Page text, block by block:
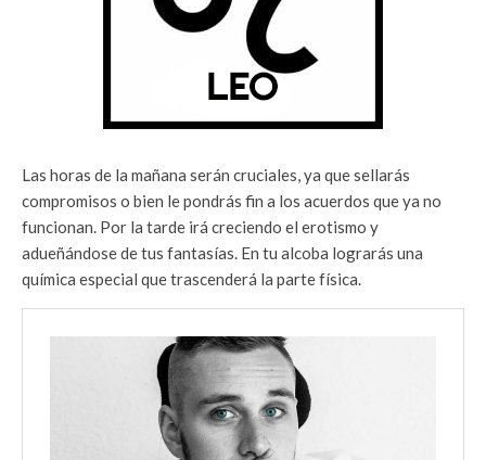
Las horas de la mañana serán cruciales, ya que sellarás
compromisos o bien le pondrás fin a los acuerdos que ya no
funcionan. Por la tarde irá creciendo el erotismo y
adueñándose de tus fantasías. En tu alcoba lograrás una
química especial que trascenderá la parte física.